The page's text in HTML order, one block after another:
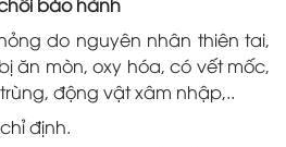
do nguyên nhân thiên tai,
ăn mòn, oxy hóa, có vết mốc,
động vật xâm nhập,..
định.